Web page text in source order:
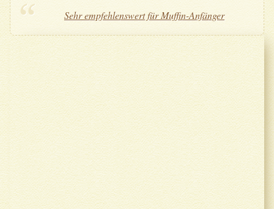
Sehr empfehlenswert für Muffin-Anfänger